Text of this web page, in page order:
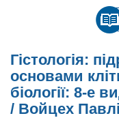
Гістологія:
основами
біології: 8-е
/ Войцех